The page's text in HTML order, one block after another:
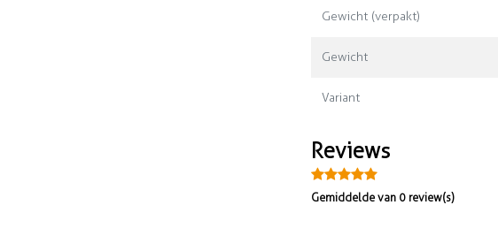
Gewicht (verpakt)
Gewicht
Variant
Reviews
Gemiddelde van 0 review(s)